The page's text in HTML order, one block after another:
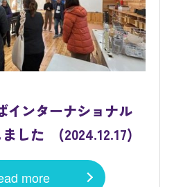
インターナショナル
した (2024.12.17)
more